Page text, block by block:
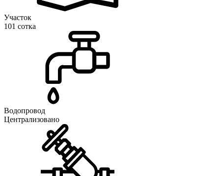
Участок
101 сотка
Водопровод
Централизовано